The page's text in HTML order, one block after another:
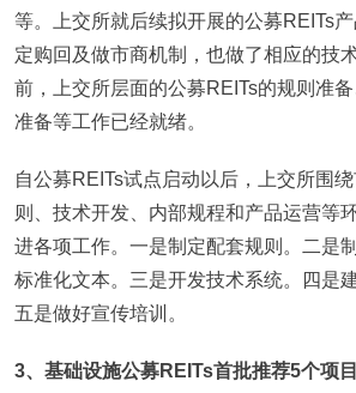
等。上交所就后续拟开展的公募REITs
定购回及做市商机制，也做了相应的技
前，上交所层面的公募REITs的规则准
准备等工作已经就绪。
自公募REITs试点启动以后，上交所围
则、技术开发、内部规程和产品运营等
进各项工作。一是制定配套规则。二是
标准化文本。三是开发技术系统。四是
五是做好宣传培训。
3、基础设施公募REITs首批推荐5个项